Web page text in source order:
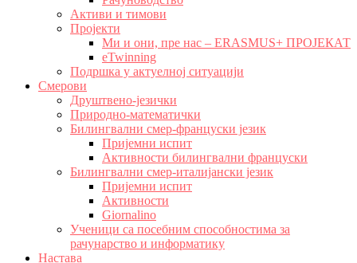
Активи и тимови
Пројекти
Ми и они, пре нас – ERASMUS+ ПРОЈЕКАТ
eTwinning
Подршка у актуелној ситуацији
Смерови
Друштвено-језички
Природно-математички
Билингвални смер-француски језик
Пријемни испит
Активности билингвални француски
Билингвални смер-италијански језик
Пријемни испит
Активности
Giornalino
Ученици са посебним способностима за
рачунарство и информатику
Настава